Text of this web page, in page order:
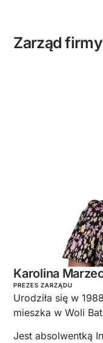
Zarząd firmy
Karolina
PREZES ZARZĄDU
Urodziła się w
mieszka w Woli
Jest absolwentką